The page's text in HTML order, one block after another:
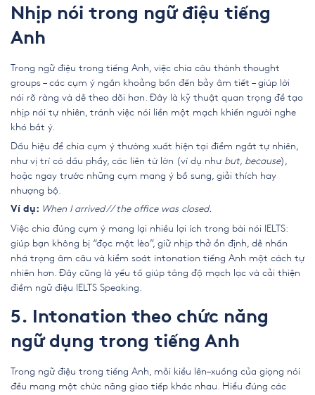
Nhịp nói trong ngữ điệu tiếng
Anh
Trong ngữ điệu trong tiếng Anh, việc chia câu thành thought
groups – các cụm ý ngắn khoảng bốn đến bảy âm tiết – giúp lời
nói rõ ràng và dễ theo dõi hơn. Đây là kỹ thuật quan trọng để tạo
nhịp nói tự nhiên, tránh việc nói liền một mạch khiến người nghe
khó bắt ý.
Dấu hiệu để chia cụm ý thường xuất hiện tại điểm ngắt tự nhiên,
như vị trí có dấu phẩy, các liên từ lớn (ví dụ như but, because),
hoặc ngay trước những cụm mang ý bổ sung, giải thích hay
nhượng bộ.
Ví dụ: When I arrived // the office was closed.
Việc chia đúng cụm ý mang lại nhiều lợi ích trong bài nói IELTS:
giúp bạn không bị “đọc một lèo”, giữ nhịp thở ổn định, dễ nhấn
nhá trọng âm câu và kiểm soát intonation tiếng Anh một cách tự
nhiên hơn. Đây cũng là yếu tố giúp tăng độ mạch lạc và cải thiện
điểm ngữ điệu IELTS Speaking.
5. Intonation theo chức năng
ngữ dụng trong tiếng Anh
Trong ngữ điệu trong tiếng Anh, mỗi kiểu lên–xuống của giọng nói
đều mang một chức năng giao tiếp khác nhau. Hiểu đúng các